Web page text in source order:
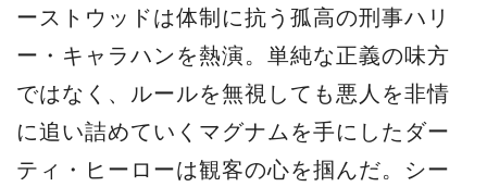
ーストウッドは体制に抗う孤高の刑事ハリ
ー・キャラハンを熱演。単純な正義の味方
ではなく、ルールを無視しても悪人を非情
に追い詰めていくマグナムを手にしたダー
ティ・ヒーローは観客の心を掴んだ。シー